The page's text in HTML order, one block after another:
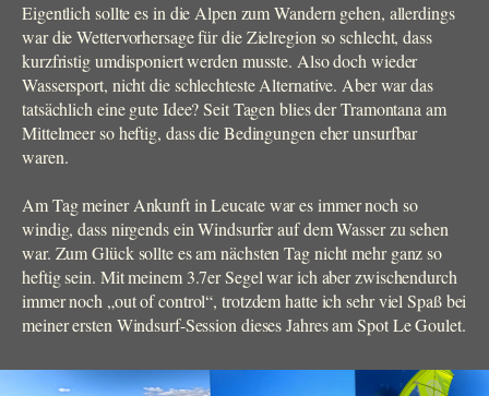
Eigentlich sollte es in die Alpen zum Wandern gehen, allerdings
war die Wettervorhersage für die Zielregion so schlecht, dass
kurzfristig umdisponiert werden musste. Also doch wieder
Wassersport, nicht die schlechteste Alternative. Aber war das
tatsächlich eine gute Idee? Seit Tagen blies der Tramontana am
Mittelmeer so heftig, dass die Bedingungen eher unsurfbar
waren.
Am Tag meiner Ankunft in Leucate war es immer noch so
windig, dass nirgends ein Windsurfer auf dem Wasser zu sehen
war. Zum Glück sollte es am nächsten Tag nicht mehr ganz so
heftig sein. Mit meinem 3.7er Segel war ich aber zwischendurch
immer noch „out of control“, trotzdem hatte ich sehr viel Spaß bei
meiner ersten Windsurf-Session dieses Jahres am Spot Le Goulet.